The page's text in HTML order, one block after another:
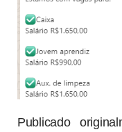
Publicado